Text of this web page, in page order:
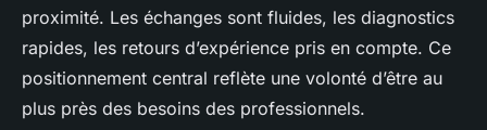
proximité. Les échanges sont fluides, les diagnostics
rapides, les retours d’expérience pris en compte. Ce
positionnement central reflète une volonté d’être au
plus près des besoins des professionnels.